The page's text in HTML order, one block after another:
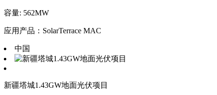
容量: 562MW
应用产品：SolarTerrace MAC
中国
新疆塔城1.43GW地面光伏项目